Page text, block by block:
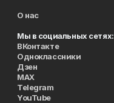
О нас
Мы в социальных сетях:
ВКонтакте
Одноклассники
Дзен
MAX
Telegram
YouTube